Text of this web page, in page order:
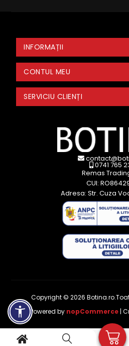
INFORMAȚII
CONTUL MEU
SERVICIU CLIENȚI
0741 765
Remas
CUI:
Adresa: Str. Cuza
Copyright © 2026
Powered by nopCommerce |